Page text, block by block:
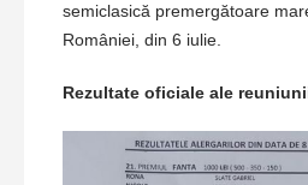
semiclasică premergătoare
României, din 6 iulie.
Rezultate oficiale ale